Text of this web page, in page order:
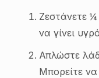
Ζεστάνετε ¼
να γίνει
Απλώστε
Μπορείτε